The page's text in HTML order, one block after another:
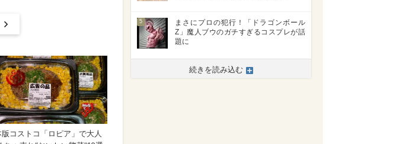
5
まさにプロの犯行！「ドラゴンボール
Z」魔人ブウのガチすぎるコスプレが話
題に
続きを読み込む